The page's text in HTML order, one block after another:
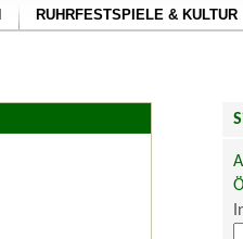
RUHRFESTSPIELE & KULTUR
A
Ö